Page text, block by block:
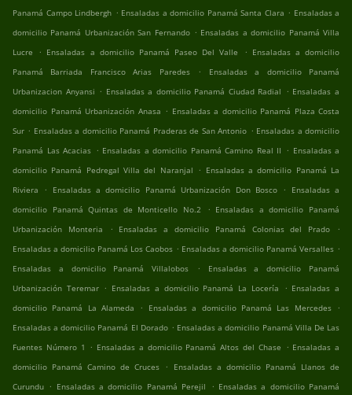
Panamá Campo Lindbergh . Ensaladas a domicilio Panamá Santa Clara . Ensaladas a
domicilio Panamá Urbanización San Fernando . Ensaladas a domicilio Panamá Villa
Lucre
. Ensaladas a domicilio Panamá Paseo Del Valle . Ensaladas a domicilio
Panamá Barriada Francisco Arias Paredes
.
Ensaladas a domicilio Panamá
Urbanizacion Anyansi . Ensaladas a domicilio Panamá Ciudad Radial . Ensaladas a
domicilio Panamá Urbanización Anasa . Ensaladas a domicilio Panamá Plaza Costa
Sur . Ensaladas a domicilio Panamá Praderas de San Antonio . Ensaladas a domicilio
Panamá Las Acacias . Ensaladas a domicilio Panamá Camino Real II . Ensaladas a
domicilio Panamá Pedregal Villa del Naranjal . Ensaladas a domicilio Panamá La
Riviera
. Ensaladas a domicilio Panamá Urbanización Don Bosco .
Ensaladas a
domicilio Panamá Quintas de Monticello No.2
. Ensaladas a domicilio Panamá
Urbanización Monteria
. Ensaladas a domicilio Panamá Colonias del Prado
.
Ensaladas a domicilio Panamá Los Caobos . Ensaladas a domicilio Panamá Versalles .
Ensaladas a domicilio Panamá Villalobos
.
Ensaladas a domicilio Panamá
Urbanización Teremar . Ensaladas a domicilio Panamá La Locería . Ensaladas a
domicilio Panamá La Alameda
. Ensaladas a domicilio Panamá Las Mercedes .
Ensaladas a domicilio Panamá El Dorado . Ensaladas a domicilio Panamá Villa De Las
Fuentes Número 1 . Ensaladas a domicilio Panamá Altos del Chase . Ensaladas a
domicilio Panamá Camino de Cruces
.
Ensaladas a domicilio Panamá Llanos de
Curundu . Ensaladas a domicilio Panamá Perejil . Ensaladas a domicilio Panamá